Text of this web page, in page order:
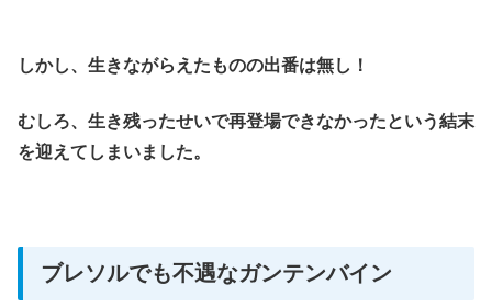
しかし、生きながらえたものの出番は無し！
むしろ、生き残ったせいで再登場できなかったという結末
を迎えてしまいました。
ブレソルでも不遇なガンテンバイン